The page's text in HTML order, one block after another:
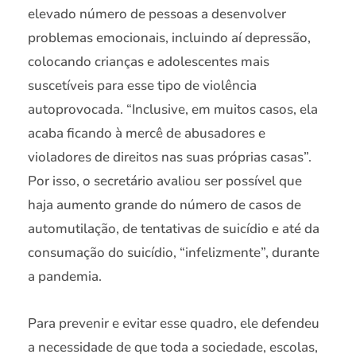
elevado número de pessoas a desenvolver
problemas emocionais, incluindo aí depressão,
colocando crianças e adolescentes mais
suscetíveis para esse tipo de violência
autoprovocada. “Inclusive, em muitos casos, ela
acaba ficando à mercê de abusadores e
violadores de direitos nas suas próprias casas”.
Por isso, o secretário avaliou ser possível que
haja aumento grande do número de casos de
automutilação, de tentativas de suicídio e até da
consumação do suicídio, “infelizmente”, durante
a pandemia.
Para prevenir e evitar esse quadro, ele defendeu
a necessidade de que toda a sociedade, escolas,